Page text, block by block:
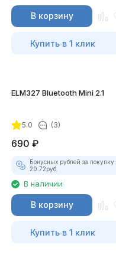
В корзину
Купить в 1 клик
ELM327 Bluetooth Mini 2.1
5.0 (3)
690 ₽
Бонусных рублей за покупку:
20.72руб.
В наличии
В корзину
Купить в 1 клик